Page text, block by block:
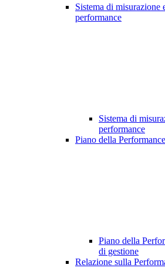
Sistema di misurazione
performance
Sistema di
performance
Piano della Performance
Piano della
di gestione
Relazione sulla